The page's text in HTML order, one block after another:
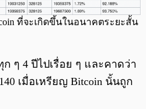
ที่จะเกิดขึ้นในอนาคตระยะสั้น
ๆ 4 ปีไปเรื่อย ๆ และคาดว่า
เมื่อเหรียญ Bitcoin นั้นถูก